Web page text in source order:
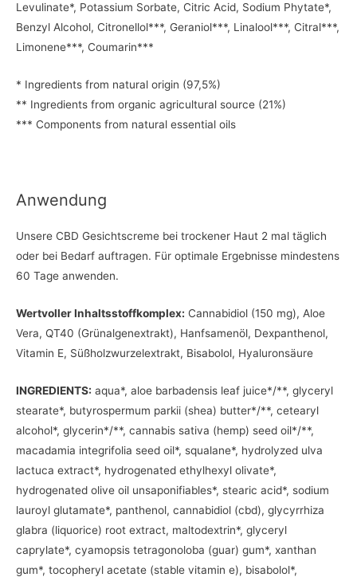
Levulinate*, Potassium Sorbate, Citric Acid, Sodium Phytate*,
Benzyl Alcohol, Citronellol***, Geraniol***, Linalool***, Citral***,
Limonene***, Coumarin***
* Ingredients from natural origin (97,5%)
** Ingredients from organic agricultural source (21%)
*** Components from natural essential oils
Anwendung
Unsere CBD Gesichtscreme bei trockener Haut 2 mal täglich
oder bei Bedarf auftragen. Für optimale Ergebnisse mindestens
60 Tage anwenden.
Wertvoller Inhaltsstoffkomplex: Cannabidiol (150 mg), Aloe
Vera, QT40 (Grünalgenextrakt), Hanfsamenöl, Dexpanthenol,
Vitamin E, Süßholzwurzelextrakt, Bisabolol, Hyaluronsäure
INGREDIENTS: aqua*, aloe barbadensis leaf juice*/**, glyceryl
stearate*, butyrospermum parkii (shea) butter*/**, cetearyl
alcohol*, glycerin*/**, cannabis sativa (hemp) seed oil*/**,
macadamia integrifolia seed oil*, squalane*, hydrolyzed ulva
lactuca extract*, hydrogenated ethylhexyl olivate*,
hydrogenated olive oil unsaponifiables*, stearic acid*, sodium
lauroyl glutamate*, panthenol, cannabidiol (cbd), glycyrrhiza
glabra (liquorice) root extract, maltodextrin*, glyceryl
caprylate*, cyamopsis tetragonoloba (guar) gum*, xanthan
gum*, tocopheryl acetate (stable vitamin e), bisabolol*,